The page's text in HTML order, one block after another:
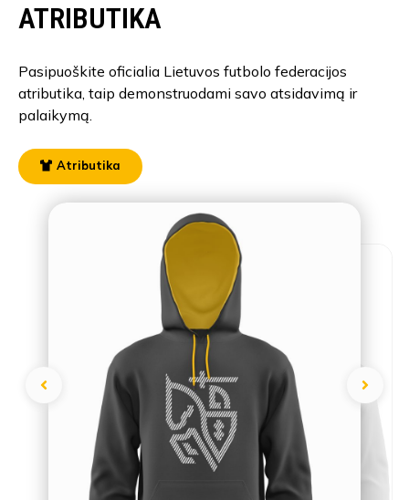
ATRIBUTIKA
Pasipuoškite oficialia Lietuvos futbolo federacijos
atributika, taip demonstruodami savo atsidavimą ir
palaikymą.
Atributika